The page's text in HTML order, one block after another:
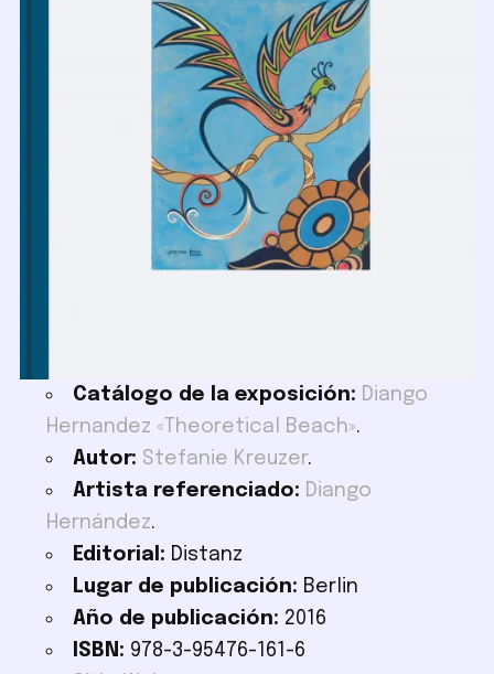
Catálogo de la exposición: Diango
Hernandez «Theoretical Beach».
Autor: Stefanie Kreuzer.
Artista referenciado: Diango
Hernández.
Editorial: Distanz
Lugar de publicación: Berlin
Año de publicación: 2016
ISBN: 978-3-95476-161-6